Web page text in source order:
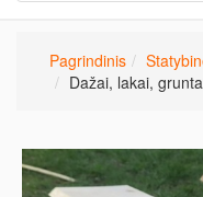
Pagrindinis
Dažai, lakai,